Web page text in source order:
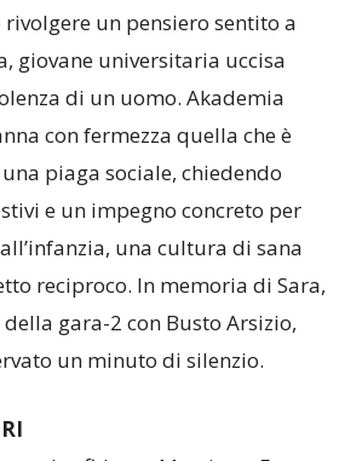
rivolgere un pensiero sentito a
giovane universitaria uccisa
con fermezza quella che è
piaga sociale, chiedendo
e un impegno concreto per
reciproco. In memoria di Sara,
gara-2 con Busto Arsizio,
un minuto di silenzio.